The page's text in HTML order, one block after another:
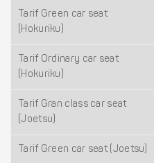
Tarif Green car seat
(Hokuriku)
Tarif Ordinary car seat
(Hokuriku)
Tarif Gran class car seat
(Joetsu)
Tarif Green car seat (Joetsu)